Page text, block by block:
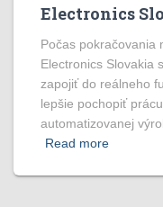
Electronics
Počas pokračovania
Electronics Slovakia
zapojiť do reálneho
lepšie pochopiť
automatizovanej
Read more